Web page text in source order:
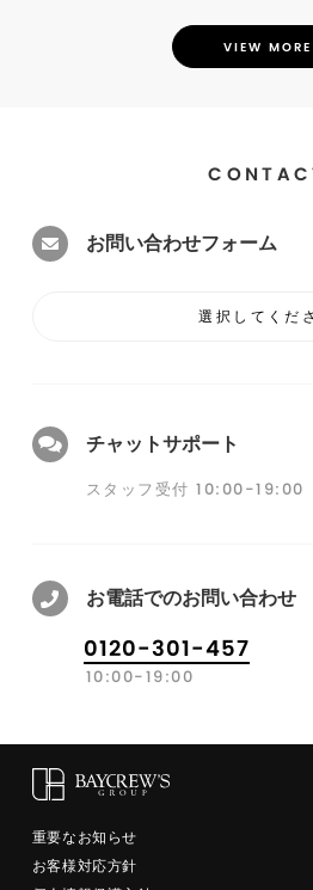
VIEW MORE
お問い合わせフォーム
選択してくだ
チャットサポート
スタッフ受付 10:00-19:00
お電話でのお問い合わせ
0120-301-457
10:00-19:00
重要なお知らせ
お客様対応方針